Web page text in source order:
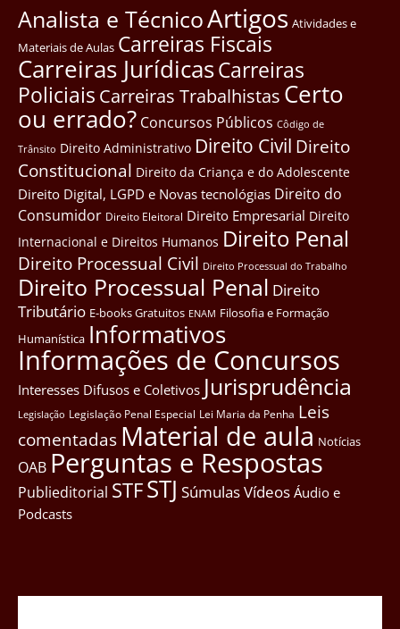
Analista e TécnicoArtigos Atividades e
Materiais de Aulas Carreiras Fiscais
Carreiras JurídicasCarreiras
Policiais Carreiras Trabalhistas Certo
ou errado? Concursos Públicos Côdigo de
Trânsito Direito Administrativo Direito Civil Direito
Constitucional Direito da Criança e do Adolescente
Direito Digital, LGPD e Novas tecnológias Direito do
Consumidor Direito Eleitoral Direito Empresarial Direito
Internacional e Direitos Humanos Direito Penal
Direito Processual Civil Direito Processual do Trabalho
Direito Processual Penal Direito
Tributário E-books Gratuitos ENAM Filosofia e Formação
Humanística Informativos
Informações de Concursos
Interesses Difusos e Coletivos Jurisprudência
Legislação Legislação Penal Especial Lei Maria da Penha Leis
comentadas Material de aula Notícias
OAB Perguntas e Respostas
Publieditorial STFSTJ SúmulasVídeos Áudio e
Podcasts